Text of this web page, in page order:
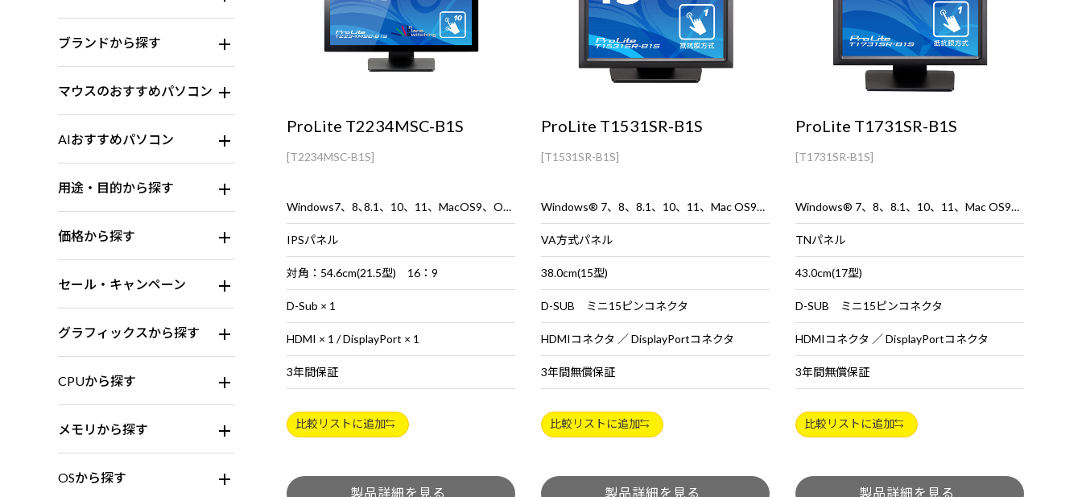
ブランドから探す
マウスのおすすめパソコン
AIおすすめパソコン
用途・目的から探す
価格から探す
セール・キャンペーン
グラフィックスから探す
CPUから探す
メモリから探す
OSから探す
ProLite T2234MSC-B1S
[T2234MSC-B1S]
Windows7、8､8.1、10、11、MacOS9、OSX
IPSパネル
対角：54.6cm(21.5型) 16：9
D-Sub × 1
HDMI × 1 / DisplayPort × 1
3年間保証
比較リストに追加
ProLite T1531SR-B1S
[T1531SR-B1S]
Windows® 7、8、8.1、10、11、Mac OS9、OSX
VA方式パネル
38.0cm(15型)
D-SUB ミニ15ピンコネクタ
HDMIコネクタ ／ DisplayPortコネクタ
3年間無償保証
比較リストに追加
ProLite T1731SR-B1S
[T1731SR-B1S]
Windows® 7、8、8.1、10、11、Mac OS9、OSX
TNパネル
43.0cm(17型)
D-SUB ミニ15ピンコネクタ
HDMIコネクタ ／ DisplayPortコネクタ
3年間無償保証
比較リストに追加